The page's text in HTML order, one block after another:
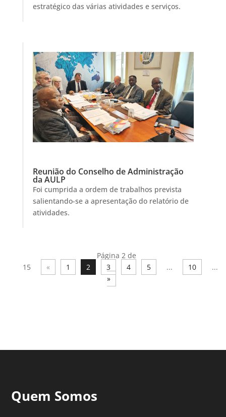
estratégico das várias atividades e serviços.
Reunião do Conselho de Administração
da AULP
Foi cumprida a ordem de trabalhos prevista
salientando-se a apresentação do relatório de
atividades.
Página 2 de
15
« 1 2 3 4 5 ... 10
...
»
Quem Somos